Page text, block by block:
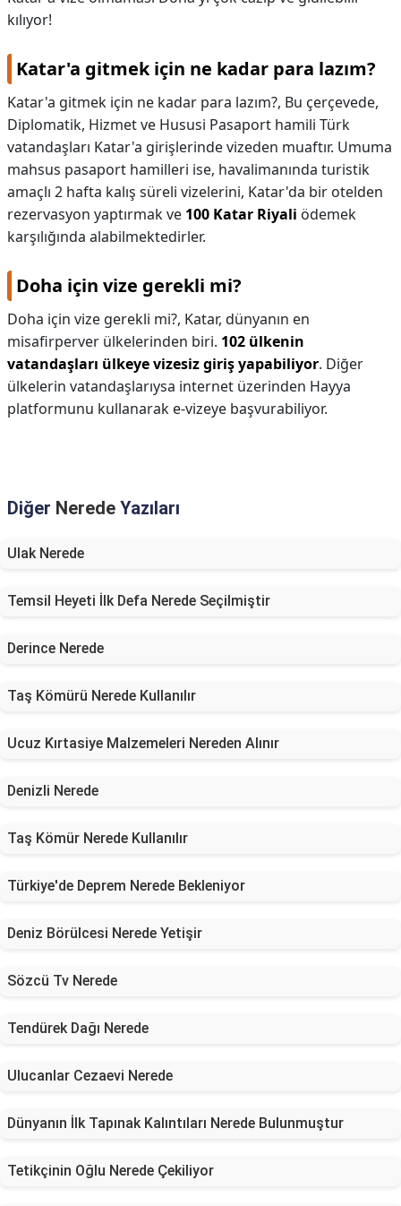
kılıyor!
Katar'a gitmek için ne kadar para lazım?
Katar'a gitmek için ne kadar para lazım?, Bu çerçevede,
Diplomatik, Hizmet ve Hususi Pasaport hamili Türk
vatandaşları Katar'a girişlerinde vizeden muaftır. Umuma
mahsus pasaport hamilleri ise, havalimanında turistik
amaçlı 2 hafta kalış süreli vizelerini, Katar'da bir otelden
rezervasyon yaptırmak ve 100 Katar Riyali ödemek
karşılığında alabilmektedirler.
Doha için vize gerekli mi?
Doha için vize gerekli mi?, Katar, dünyanın en
misafirperver ülkelerinden biri. 102 ülkenin
vatandaşları ülkeye vizesiz giriş yapabiliyor. Diğer
ülkelerin vatandaşlarıysa internet üzerinden Hayya
platformunu kullanarak e-vizeye başvurabiliyor.
Diğer Nerede Yazıları
Ulak Nerede
Temsil Heyeti İlk Defa Nerede Seçilmiştir
Derince Nerede
Taş Kömürü Nerede Kullanılır
Ucuz Kırtasiye Malzemeleri Nereden Alınır
Denizli Nerede
Taş Kömür Nerede Kullanılır
Türkiye'de Deprem Nerede Bekleniyor
Deniz Börülcesi Nerede Yetişir
Sözcü Tv Nerede
Tendürek Dağı Nerede
Ulucanlar Cezaevi Nerede
Dünyanın İlk Tapınak Kalıntıları Nerede Bulunmuştur
Tetikçinin Oğlu Nerede Çekiliyor